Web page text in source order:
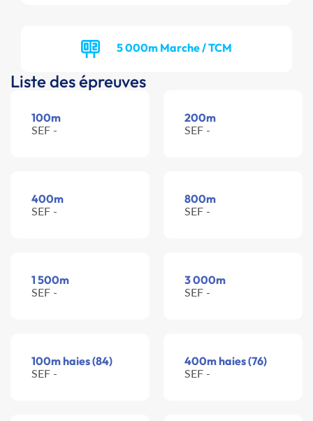
5 000m Marche / TCM
Liste des épreuves
100m
SEF -
200m
SEF -
400m
SEF -
800m
SEF -
1 500m
SEF -
3 000m
SEF -
100m haies (84)
SEF -
400m haies (76)
SEF -